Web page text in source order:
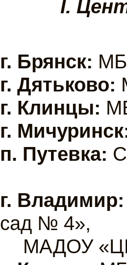
I.
г. Брянск:
г. Дятьково:
г. Клинцы:
г.
п. Путевка:
г. Владимир:
сад № 4»,
МАДОУ